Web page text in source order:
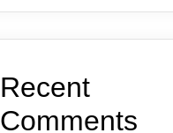
Recent
Comments